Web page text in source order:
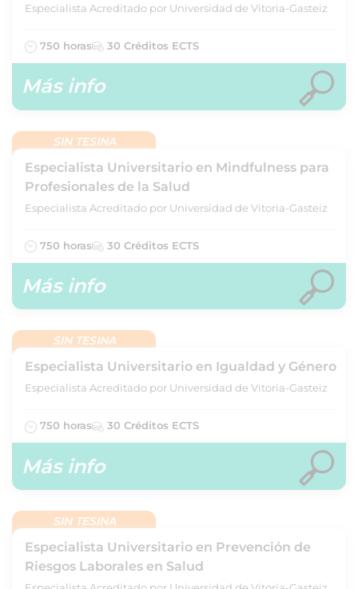
Especialista Acreditado por Universidad de Vitoria-Gasteiz
750 horas 30 Créditos ECTS
Más info
SIN TESINA
Especialista Universitario en Mindfulness para
Profesionales de la Salud
Especialista Acreditado por Universidad de Vitoria-Gasteiz
750 horas 30 Créditos ECTS
Más info
SIN TESINA
Especialista Universitario en Igualdad y Género
Especialista Acreditado por Universidad de Vitoria-Gasteiz
750 horas 30 Créditos ECTS
Más info
SIN TESINA
Especialista Universitario en Prevención de
Riesgos Laborales en Salud